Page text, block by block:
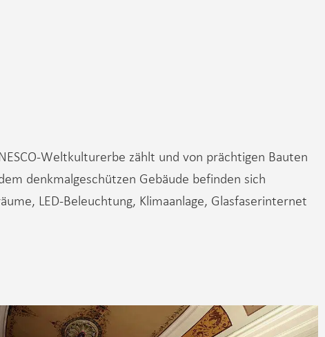
Weltkulturerbe zählt und von prächtigen Bauten
denkmalgeschützen Gebäude befinden sich
LED-Beleuchtung, Klimaanlage, Glasfaserinternet